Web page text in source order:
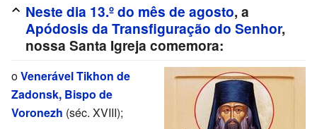
Neste dia 13.º do mês de agosto, a
Apódosis da Transfiguração do Senhor,
nossa Santa Igreja comemora:
oVenerável Tikhon de
Zadonsk, Bispo de
Voronezh (séc. XVIII);